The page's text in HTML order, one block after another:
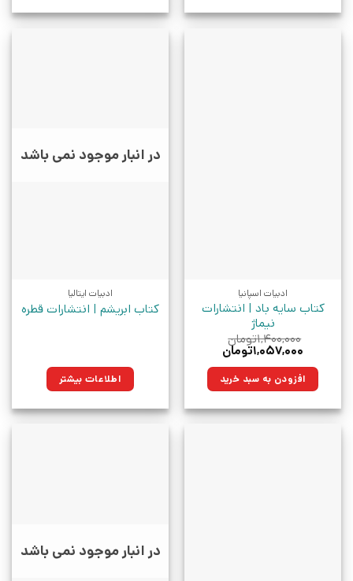
ادبیات اسپانیا
کتاب سایه باد | انتشارات
نیماژ
۱,۴۰۰,۰۰۰تومان
قیمت
۱,۴۰۰,۰۰۰تومان
بود.
۱,۰۵۷,۰۰۰تومان
۱,۰۵۷,۰۰۰تومان. افزودن به سبد خرید
در انبار موجود نمی باشد
ادبیات ایتالیا
کتاب ابریشم | انتشارات قطره
اطلاعات بیشتر
در انبار موجود نمی باشد